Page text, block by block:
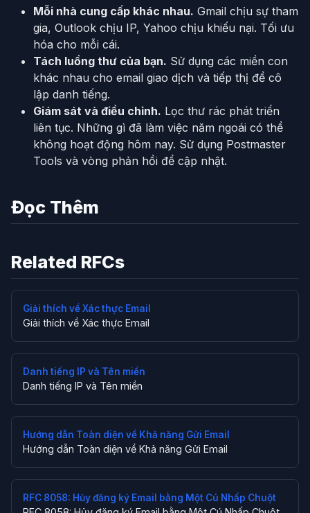
Mỗi nhà cung cấp khác nhau. Gmail chịu sự tham
gia, Outlook chịu IP, Yahoo chịu khiếu nại. Tối ưu
hóa cho mỗi cái.
Tách luồng thư của bạn. Sử dụng các miền con
khác nhau cho email giao dịch và tiếp thị để cô
lập danh tiếng.
Giám sát và điều chỉnh. Lọc thư rác phát triển
liên tục. Những gì đã làm việc năm ngoái có thể
không hoạt động hôm nay. Sử dụng Postmaster
Tools và vòng phản hồi để cập nhật.
Đọc Thêm
Related RFCs
Giải thích về Xác thực Email
Giải thích về Xác thực Email
Danh tiếng IP và Tên miền
Danh tiếng IP và Tên miền
Hướng dẫn Toàn diện về Khả năng Gửi Email
Hướng dẫn Toàn diện về Khả năng Gửi Email
RFC 8058: Hủy đăng ký Email bằng Một Cú Nhấp Chuột